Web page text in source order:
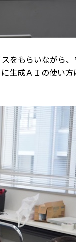
をもらいながら
生成ＡＩの使い